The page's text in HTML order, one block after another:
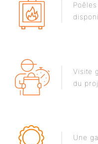
Visite
du
Une